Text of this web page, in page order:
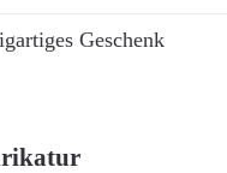
Geschenk